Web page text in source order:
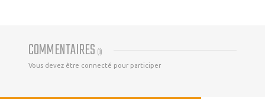
COMMENTAIRES (0)
Vous devez être connecté pour participer